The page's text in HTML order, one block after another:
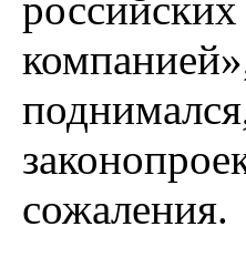
сожаления.